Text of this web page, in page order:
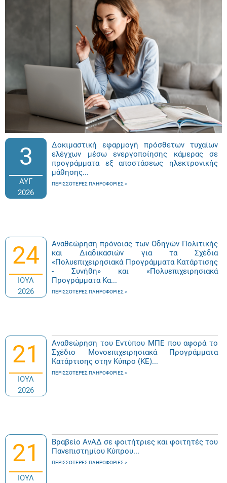
3
ΑΥΓ
2026
Δοκιμαστική εφαρμογή πρόσθετων τυχαίων
ελέγχων μέσω ενεργοποίησης κάμερας σε
προγράμματα εξ αποστάσεως ηλεκτρονικής
μάθησης...
ΠΕΡΙΣΣΌΤΕΡΕΣ ΠΛΗΡΟΦΟΡΊΕΣ
24
ΙΟΥΛ
2026
Αναθεώρηση πρόνοιας των Οδηγών Πολιτικής
και Διαδικασιών για τα Σχέδια
«Πολυεπιχειρησιακά Προγράμματα Κατάρτισης
- Συνήθη» και «Πολυεπιχειρησιακά
Προγράμματα Κα...
ΠΕΡΙΣΣΌΤΕΡΕΣ ΠΛΗΡΟΦΟΡΊΕΣ
21
ΙΟΥΛ
2026
Αναθεώρηση του Εντύπου ΜΠΕ που αφορά το
Σχέδιο Μονοεπιχειρησιακά Προγράμματα
Κατάρτισης στην Κύπρο (ΚΕ)...
ΠΕΡΙΣΣΌΤΕΡΕΣ ΠΛΗΡΟΦΟΡΊΕΣ
21
ΙΟΥΛ
Βραβείο ΑνΑΔ σε φοιτήτριες και φοιτητές του
Πανεπιστημίου Κύπρου...
ΠΕΡΙΣΣΌΤΕΡΕΣ ΠΛΗΡΟΦΟΡΊΕΣ